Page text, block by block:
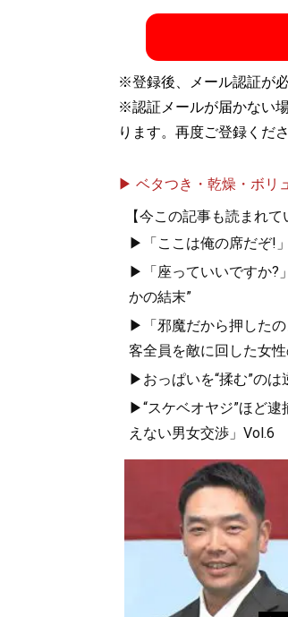
※登録後、メール認証が
※認証メールが届かない
ります。再度ご登録くださ
▶ ベタつき・乾燥・ボリ
【今この記事も読まれて
▶「ここは俺の席だぞ!
▶「座っていいですか?
かの結末”
▶「邪魔だから押したの
客全員を敵に回した女性
▶おっぱいを“揉む”のは
▶“スケベオヤジ”ほど
えない男女交渉」Vol.6